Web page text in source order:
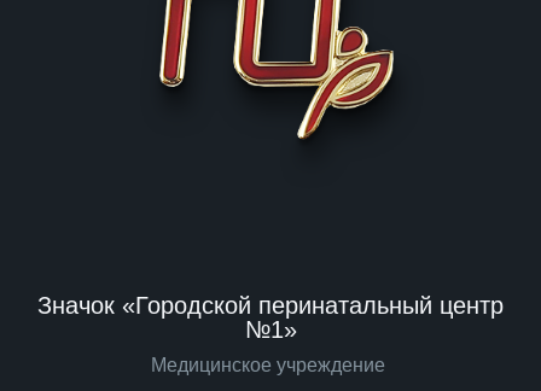
Значок «Городской перинатальный центр
№1»
Медицинское учреждение